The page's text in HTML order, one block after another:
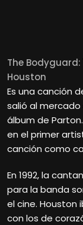
The Bodyguard:
Houston
Es una canción
salió al
álbum de
en el primer
canción como
En 1992, la
para la banda
el cine. Houston
con los de